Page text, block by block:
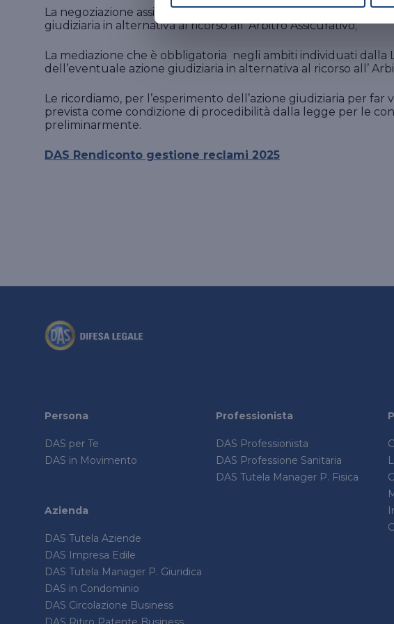
La negoziazione assistita, introdotta con la Legge n. 162/2014 in
giudiziaria in alternativa al ricorso all’ Arbitro Assicurativo;
La mediazione che è obbligatoria negli ambiti individuati dalla
dell’eventuale azione giudiziaria in alternativa al ricorso all’
Le ricordiamo, per l’esperimento dell’azione giudiziaria per
prevista come condizione di procedibilità dalla legge per le
preliminarmente.
DAS Rendiconto gestione reclami 2025
Persona
DAS per Te
DAS in Movimento
Azienda
DAS Tutela Aziende
DAS Impresa Edile
DAS Tutela Manager P. Giuridica
DAS in Condominio
DAS Circolazione Business
Professionista
DAS Professionista
DAS Professione Sanitaria
DAS Tutela Manager P. Fisica